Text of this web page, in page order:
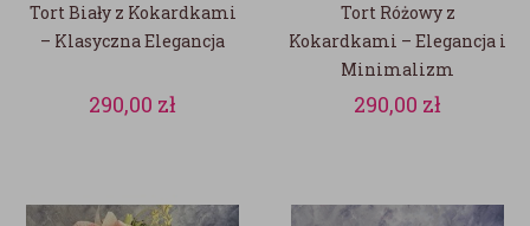
Tort Biały z Kokardkami
– Klasyczna Elegancja
290,00 zł
Tort Różowy z
Kokardkami – Elegancja i
Minimalizm
290,00 zł